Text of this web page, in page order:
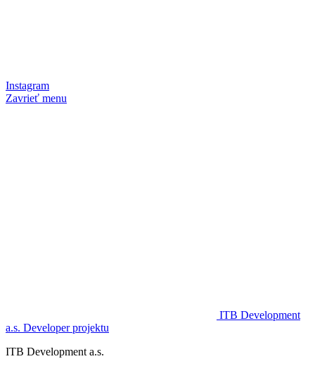
Instagram
Zavrieť menu
ITB Development
a.s. Developer projektu
ITB Development a.s.